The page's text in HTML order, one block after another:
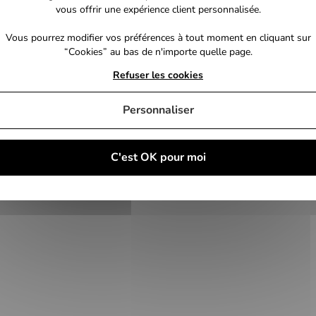
vous offrir une expérience client personnalisée.
Vous pourrez modifier vos préférences à tout moment en cliquant sur
“Cookies” au bas de n'importe quelle page.
C'est OK pour moi
Refuser les cookies
Personnaliser